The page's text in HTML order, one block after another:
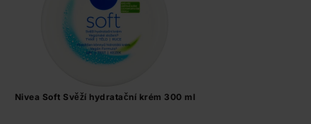
Nivea Soft Svěží hydratační krém 300 ml